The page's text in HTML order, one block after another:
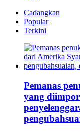
Cadangkan
Popular
Terkini
Pemanas
yang